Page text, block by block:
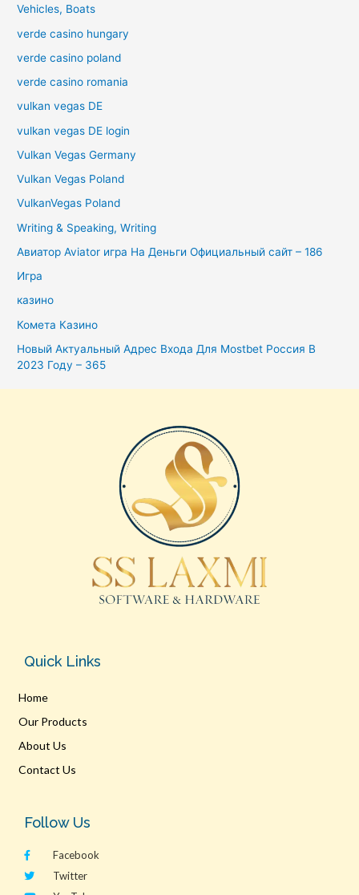
Vehicles, Boats
verde casino hungary
verde casino poland
verde casino romania
vulkan vegas DE
vulkan vegas DE login
Vulkan Vegas Germany
Vulkan Vegas Poland
VulkanVegas Poland
Writing & Speaking, Writing
Авиатор Aviator игра На Деньги Официальный сайт – 186
Игра
казино
Комета Казино
Новый Актуальный Адрес Входа Для Mostbet Россия В
2023 Году – 365
Quick Links
Home
Our Products
About Us
Contact Us
Follow Us
Facebook
Twitter